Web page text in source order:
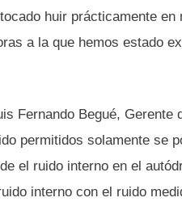
huir prácticamente
a la que hemos estado
Fernando Begué, Gerente
permitidos solamente se
el ruido interno en el
interno con el ruido